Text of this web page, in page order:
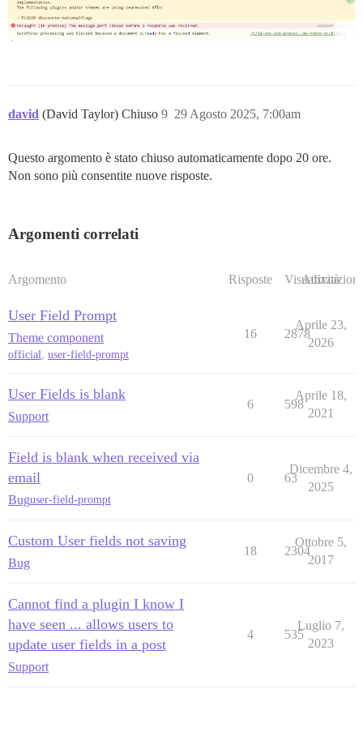
david (David Taylor) Chiuso 29 Agosto 2025, 7:00am
9
Questo argomento è stato chiuso automaticamente dopo 20 ore.
Non sono più consentite nuove risposte.
Argomenti correlati
Argomento Risposte Visualizzazioni
Attività
User Field Prompt
Theme component
official user-field-prompt
16 2878
Aprile 23,
2026
User Fields is blank
Support
6 598
Aprile 18,
2021
Field is blank when received via
email
Buguser-field-prompt
0 63
Dicembre 4,
2025
Custom User fields not saving
Bug
18 2304
Ottobre 5,
2017
Cannot find a plugin I know I
have seen ... allows users to
update user fields in a post
Support
4 535
Luglio 7,
2023